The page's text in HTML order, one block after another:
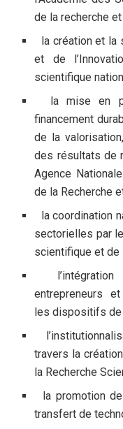
de la recherche
la création et la
et de
scientifique
la mise en
financement
de la
des résultats de
Agence
de la Recherche
la coordination
sectorielles par
scientifique et de
entrepreneurs
les dispositifs de
travers la
la Recherche
la promotion
transfert de